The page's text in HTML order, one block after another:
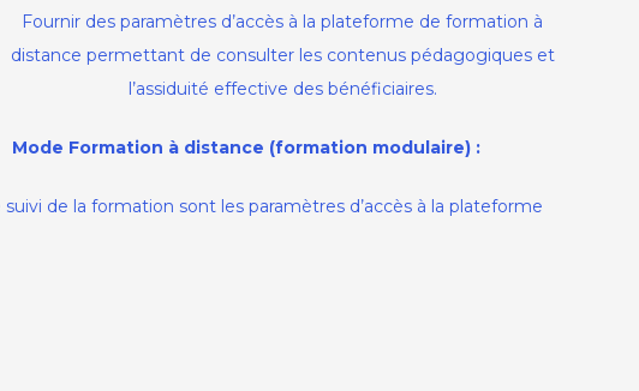
Fournir des paramètres d’accès à la plateforme de formation à
distance permettant de consulter les contenus pédagogiques et
l’assiduité effective des bénéficiaires.
Mode Formation à distance (formation modulaire) :
de la formation sont les paramètres d’accès à la plateforme